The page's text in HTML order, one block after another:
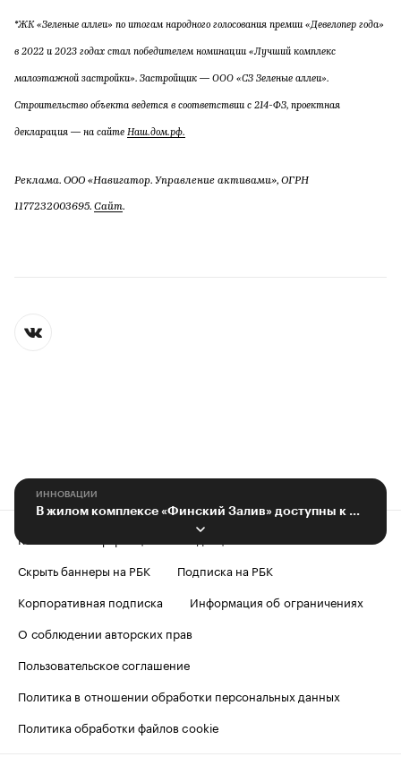
*ЖК «Зеленые аллеи» по итогам народного голосования премии «Девелопер года»
в 2022 и 2023 годах стал победителем номинации «Лучший комплекс
малоэтажной застройки». Застройщик — ООО «СЗ Зеленые аллеи».
Строительство объекта ведется в соответствии с 214-ФЗ, проектная
декларация — на сайте Наш.дом.рф.
Реклама. ООО «Навигатор. Управление активами», ОГРН
1177232003695. Сайт.
ИННОВАЦИИ
В жилом комплексе «Финский Залив» доступны к покупке финальные лоты
Контактная информация
Скрыть баннеры на РБК
Подписка на РБК
Корпоративная подписка
Информация об ограничениях
О соблюдении авторских прав
Пользовательское соглашение
Политика в отношении обработки персональных данных
Политика обработки файлов cookie